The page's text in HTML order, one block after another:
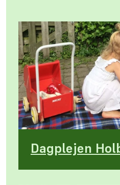
Dagplejen